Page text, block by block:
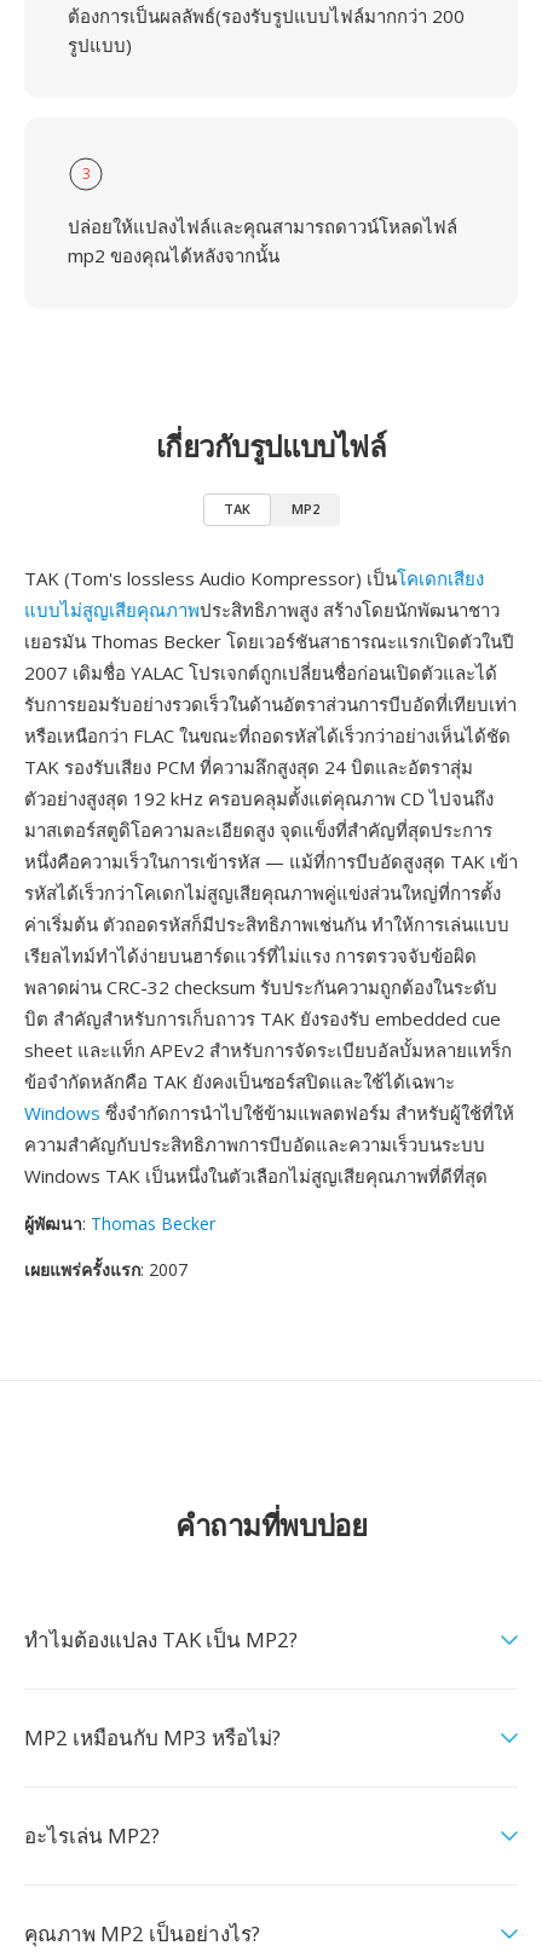
ต้องการเป็นผลลัพธ์(รองรับรูปแบบไฟล์มากกว่า 200
รูปแบบ)
3
ปล่อยให้แปลงไฟล์และคุณสามารถดาวน์โหลดไฟล์
mp2 ของคุณได้หลังจากนั้น
เกี่ยวกับรูปแบบไฟล์
TAK MP2
TAK (Tom's lossless Audio Kompressor) เป็นโคเดกเสียง
แบบไม่สูญเสียคุณภาพประสิทธิภาพสูง สร้างโดยนักพัฒนาชาว
เยอรมัน Thomas Becker โดยเวอร์ชันสาธารณะแรกเปิดตัวในปี
2007 เดิมชื่อ YALAC โปรเจกต์ถูกเปลี่ยนชื่อก่อนเปิดตัวและได้
รับการยอมรับอย่างรวดเร็วในด้านอัตราส่วนการบีบอัดที่เทียบเท่า
หรือเหนือกว่า FLAC ในขณะที่ถอดรหัสได้เร็วกว่าอย่างเห็นได้ชัด
TAK รองรับเสียง PCM ที่ความลึกสูงสุด 24 บิตและอัตราสุ่ม
ตัวอย่างสูงสุด 192 kHz ครอบคลุมตั้งแต่คุณภาพ CD ไปจนถึง
มาสเตอร์สตูดิโอความละเอียดสูง จุดแข็งที่สำคัญที่สุดประการ
หนึ่งคือความเร็วในการเข้ารหัส — แม้ที่การบีบอัดสูงสุด TAK เข้า
รหัสได้เร็วกว่าโคเดกไม่สูญเสียคุณภาพคู่แข่งส่วนใหญ่ที่การตั้ง
ค่าเริ่มต้น ตัวถอดรหัสก็มีประสิทธิภาพเช่นกัน ทำให้การเล่นแบบ
เรียลไทม์ทำได้ง่ายบนฮาร์ดแวร์ที่ไม่แรง การตรวจจับข้อผิด
พลาดผ่าน CRC-32 checksum รับประกันความถูกต้องในระดับ
บิต สำคัญสำหรับการเก็บถาวร TAK ยังรองรับ embedded cue
sheet และแท็ก APEv2 สำหรับการจัดระเบียบอัลบั้มหลายแทร็ก
ข้อจำกัดหลักคือ TAK ยังคงเป็นซอร์สปิดและใช้ได้เฉพาะ
Windows ซึ่งจำกัดการนำไปใช้ข้ามแพลตฟอร์ม สำหรับผู้ใช้ที่ให้
ความสำคัญกับประสิทธิภาพการบีบอัดและความเร็วบนระบบ
Windows TAK เป็นหนึ่งในตัวเลือกไม่สูญเสียคุณภาพที่ดีที่สุด
ผู้พัฒนา: Thomas Becker
เผยแพร่ครั้งแรก: 2007
คำถามที่พบบ่อย
ทำไมต้องแปลง TAK เป็น MP2?
MP2 เหมือนกับ MP3 หรือไม่?
อะไรเล่น MP2?
คุณภาพ MP2 เป็นอย่างไร?